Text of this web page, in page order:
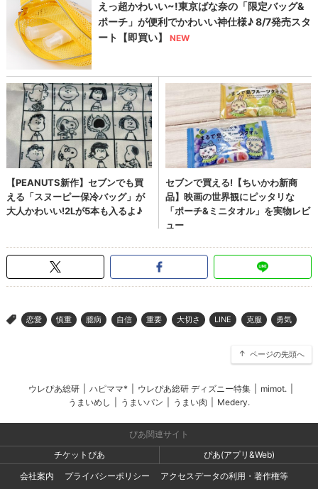
> 恋愛 慎重 臆病 自信 重要 大切さ LINE 克服 勇気
ページの先頭へ
ウレぴあ総研 ハピママ* ウレぴあ総研 ディズニー特集 mimot.
うまいめし
うまいパン うまい肉 Medery.
ぴあ関連サイト
チケットぴあ
ぴあ(アプリ&Web)
会社案内
プライバシーポリシー
アクセスデータの利用・著作権等